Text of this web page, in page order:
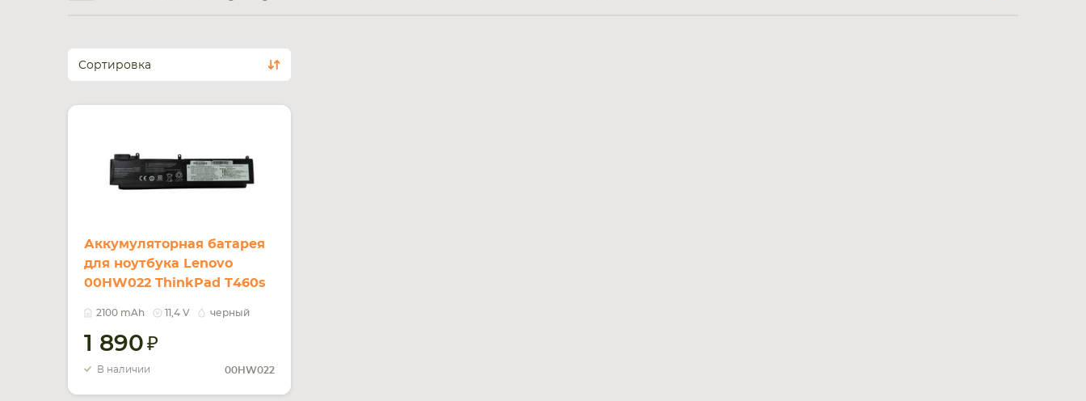
Сортировка
Аккумуляторная батарея
для ноутбука Lenovo
00HW022 ThinkPad T460s
2100 mAh 11,4 V черный
1 890
В наличии 00HW022